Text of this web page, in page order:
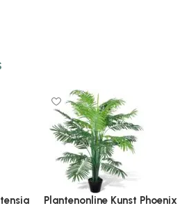
Plantenonline Kunst Phoenix